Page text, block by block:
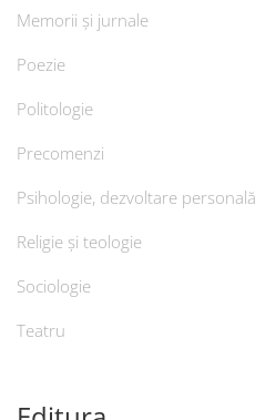
Memorii și jurnale
Poezie
Politologie
Precomenzi
Psihologie, dezvoltare personală
Religie și teologie
Sociologie
Teatru